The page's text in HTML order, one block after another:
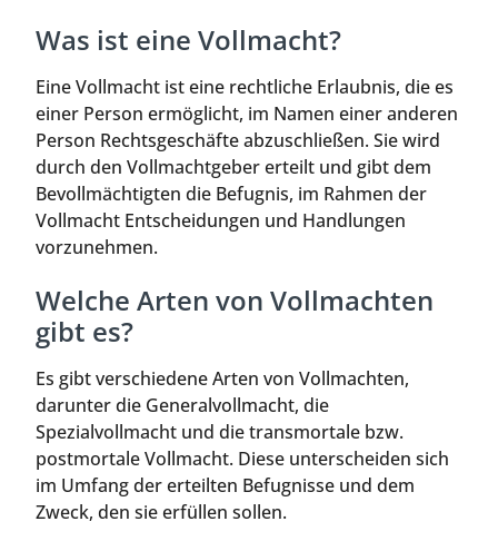
Was ist eine Vollmacht?
Eine Vollmacht ist eine rechtliche Erlaubnis, die es
einer Person ermöglicht, im Namen einer anderen
Person Rechtsgeschäfte abzuschließen. Sie wird
durch den Vollmachtgeber erteilt und gibt dem
Bevollmächtigten die Befugnis, im Rahmen der
Vollmacht Entscheidungen und Handlungen
vorzunehmen.
Welche Arten von Vollmachten
gibt es?
Es gibt verschiedene Arten von Vollmachten,
darunter die Generalvollmacht, die
Spezialvollmacht und die transmortale bzw.
postmortale Vollmacht. Diese unterscheiden sich
im Umfang der erteilten Befugnisse und dem
Zweck, den sie erfüllen sollen.